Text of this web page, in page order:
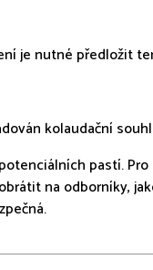
je nutné předložit
kolaudační
pastí.
na odborníky,